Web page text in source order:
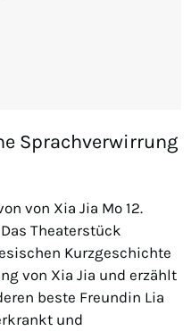
Sprachverwirrung
von Xia Jia Mo 12.
Theaterstück
Kurzgeschichte
von Xia Jia und erzählt
beste Freundin Lia
und